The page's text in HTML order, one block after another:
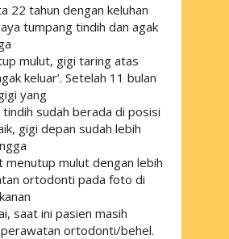
22 tahun dengan keluhan
tumpang tindih dan agak
mulut, gigi taring atas
keluar’. Setelah 11 bulan
yang
sudah berada di posisi
gigi depan sudah lebih
menutup mulut dengan lebih
ortodonti pada foto di
saat ini pasien masih
ortodonti/behel.